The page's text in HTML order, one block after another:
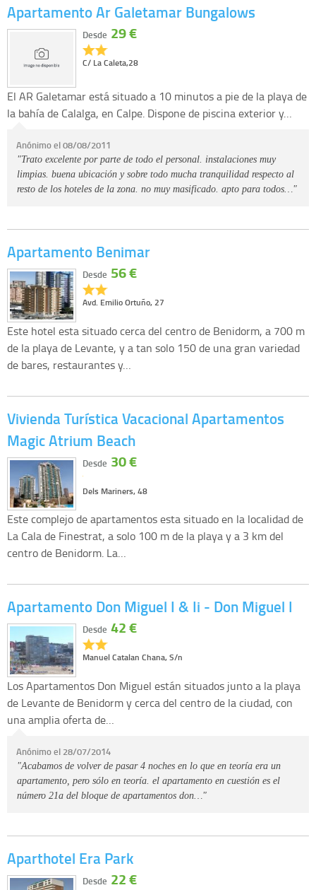
Apartamento Ar Galetamar Bungalows
C/ La Caleta,28
Desde 29 €
El AR Galetamar está situado a 10 minutos a pie de la playa de
la bahía de Calalga, en Calpe. Dispone de piscina exterior y…
Anónimo el 08/08/2011
"Trato excelente por parte de todo el personal. instalaciones muy
limpias. buena ubicación y sobre todo mucha tranquilidad respecto al
resto de los hoteles de la zona. no muy masificado. apto para todos…"
Apartamento Benimar
Avd. Emilio Ortuño, 27
Desde 56 €
Este hotel esta situado cerca del centro de Benidorm, a 700 m
de la playa de Levante, y a tan solo 150 de una gran variedad
de bares, restaurantes y…
Vivienda Turística Vacacional Apartamentos
Magic Atrium Beach
Dels Mariners, 48
Desde 30 €
Este complejo de apartamentos esta situado en la localidad de
La Cala de Finestrat, a solo 100 m de la playa y a 3 km del
centro de Benidorm. La…
Apartamento Don Miguel I & Ii - Don Miguel I
Manuel Catalan Chana, S/n
Desde 42 €
Los Apartamentos Don Miguel están situados junto a la playa
de Levante de Benidorm y cerca del centro de la ciudad, con
una amplia oferta de…
Anónimo el 28/07/2014
"Acabamos de volver de pasar 4 noches en lo que en teoría era un
apartamento, pero sólo en teoría. el apartamento en cuestión es el
número 21a del bloque de apartamentos don…"
Aparthotel Era Park
Desde 22 €